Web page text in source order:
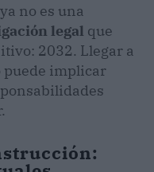
ya no es una
legal que
2032. Llegar a
puede implicar